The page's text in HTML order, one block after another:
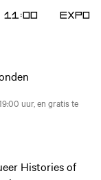
11:00 Expo
uur, en gratis te
Histories of